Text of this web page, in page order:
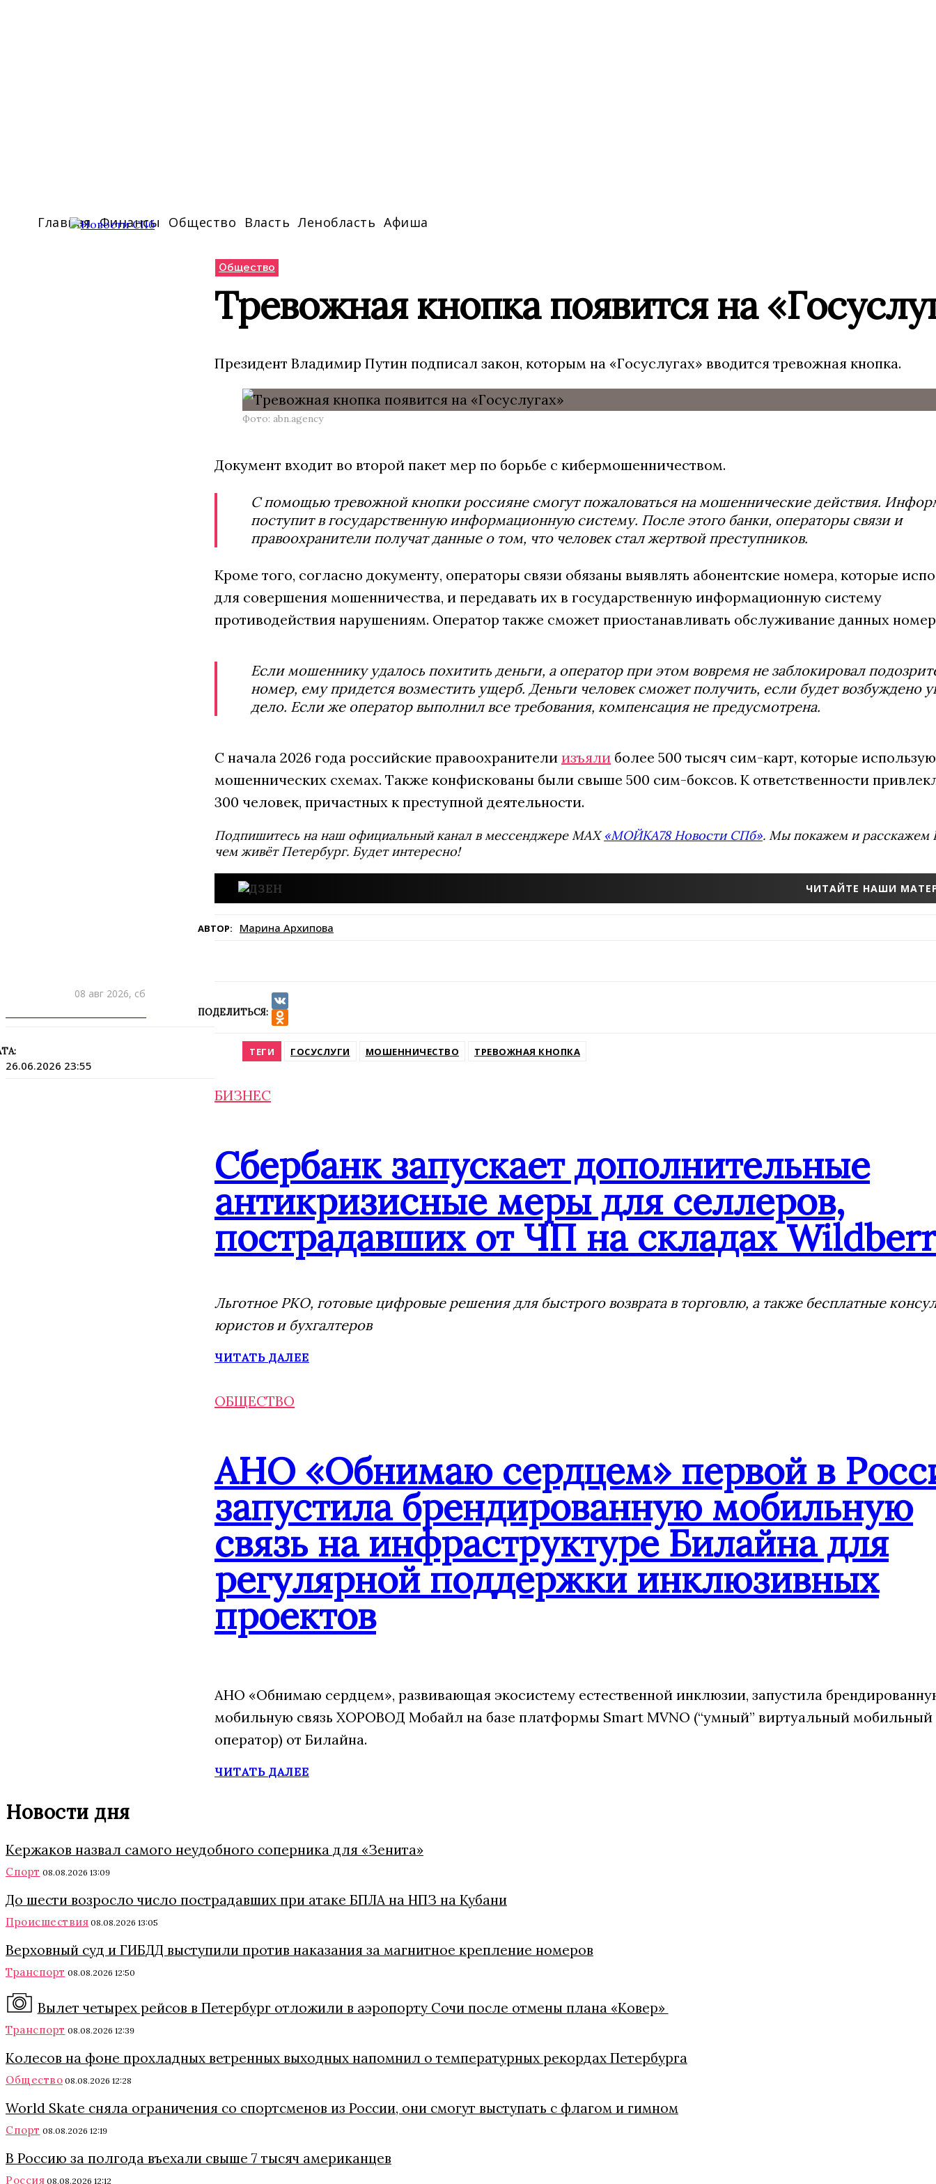
Главная Финансы Общество Власть Ленобласть Афиша
08 авг 2026, сб
26.06.2026 23:55
Общество
Тревожная кнопка появится на
Президент Владимир Путин подписал закон, которым на «Госуслугах» вводится тревожная кнопка.
Фото: abn.agency
Документ входит во второй пакет мер по борьбе с кибермошенничеством.
С помощью тревожной кнопки россияне смогут пожаловаться на мошеннические действия.
поступит в государственную информационную систему. После этого банки, операторы связи и
правоохранители получат данные о том, что человек стал жертвой преступников.
Кроме того, согласно документу, операторы связи обязаны выявлять абонентские номера, которые
для совершения мошенничества, и передавать их в государственную информационную систему
противодействия нарушениям. Оператор также сможет приостанавливать обслуживание данных
Если мошеннику удалось похитить деньги, а оператор при этом вовремя не заблокировал
номер, ему придется возместить ущерб. Деньги человек сможет получить, если будет возбуждено
дело. Если же оператор выполнил все требования, компенсация не предусмотрена.
С начала 2026 года российские правоохранители изъяли более 500 тысяч сим-карт, которые
мошеннических схемах. Также конфискованы были свыше 500 сим-боксов. К ответственности
300 человек, причастных к преступной деятельности.
Подпишитесь на наш официальный канал в мессенджере MAX«МОЙКА78 Новости СПб». Мы покажем и расскажем
чем живёт Петербург. Будет интересно!
ЧИТАЙТЕ НАШИ
АВТОР: Марина Архипова
ПОДЕЛИТЬСЯ:
VK
ТЕГИ ГОСУСЛУГИ МОШЕННИЧЕСТВО ТРЕВОЖНАЯ КНОПКА
БИЗНЕС
Сбербанк запускает дополнительные
антикризисные меры для селлеров,
пострадавших от ЧП на складах
Льготное РКО, готовые цифровые решения для быстрого возврата в торговлю, а также бесплатные
юристов и бухгалтеров
ЧИТАТЬ ДАЛЕЕ
ОБЩЕСТВО
АНО «Обнимаю сердцем» первой в
запустила брендированную мобильную
связь на инфраструктуре Билайна для
регулярной поддержки инклюзивных
проектов
АНО «Обнимаю сердцем», развивающая экосистему естественной инклюзии, запустила
мобильную связь ХОРОВОД Мобайл на базе платформы Smart MVNO (“умный” виртуальный мобильный
оператор) от Билайна.
ЧИТАТЬ ДАЛЕЕ
Новости дня
Кержаков назвал самого неудобного соперника для «Зенита»
Спорт 08.08.2026 13:09
До шести возросло число пострадавших при атаке БПЛА на НПЗ на Кубани
Происшествия 08.08.2026 13:05
Верховный суд и ГИБДД выступили против наказания за магнитное крепление номеров
Транспорт 08.08.2026 12:50
Вылет четырех рейсов в Петербург отложили в аэропорту Сочи после отмены плана «Ковер»
Транспорт 08.08.2026 12:39
Колесов на фоне прохладных ветренных выходных напомнил о температурных рекордах Петербурга
Общество 08.08.2026 12:28
World Skate сняла ограничения со спортсменов из России, они смогут выступать с флагом и гимном
Спорт 08.08.2026 12:19
В Россию за полгода въехали свыше 7 тысяч американцев
Россия 08.08.2026 12:12